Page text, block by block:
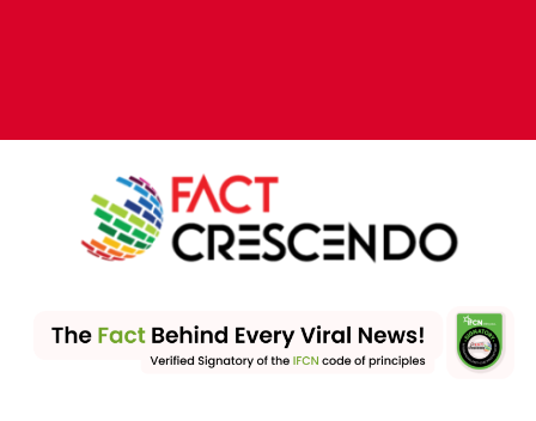
leading fact-checking